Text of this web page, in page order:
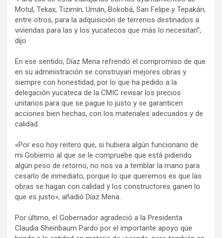
Motul, Tekax, Tizimín, Umán, Bokobá, San Felipe y Tepakán,
entre otros, para la adquisición de terrenos destinados a
viviendas para las y los yucatecos que más lo necesitan”,
dijo.
En ese sentido, Díaz Mena refrendó el compromiso de que
en su administración se construyan mejores obras y
siempre con honestidad, por lo que ha pedido a la
delegación yucateca de la CMIC revisar los precios
unitarios para que se pague lo justo y se garanticen
acciones bien hechas, con los materiales adecuados y de
calidad.
«Por eso hoy reitero que, si hubiera algún funcionario de
mi Gobierno al que se le compruebe que está pidiendo
algún peso de retorno, no nos va a temblar la mano para
cesarlo de inmediato, porque lo que queremos es que las
obras se hagan con calidad y los constructores ganen lo
que es justo», añadió Díaz Mena.
Por último, el Gobernador agradeció a la Presidenta
Claudia Sheinbaum Pardo por el importante apoyo que